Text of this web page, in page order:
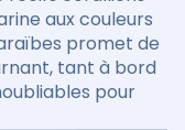
aux couleurs
promet de
tant à bord
pour